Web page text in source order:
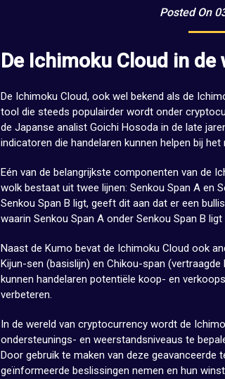
Posted On
De Ichimoku Cloud in
De Ichimoku Cloud, ook wel bekend als de
tool die steeds populairder wordt onder
de Japanse analist Goichi Hosoda in de late
indicatoren die handelaren kunnen helpen bij
Eén van de belangrijkste componenten van de
wolk bestaat uit twee lijnen: Senkou Span A en
Senkou Span B ligt, geeft dit aan dat er een
waarin Senkou Span A onder Senkou Span B
Naast de Kumo bevat de Ichimoku Cloud ook
Kijun-sen (basislijn) en Chikou-span
kunnen handelaren potentiële koop- en
verbeteren.
In de wereld van cryptocurrency wordt de
ondersteunings- en weerstandsniveaus te
Door gebruik te maken van deze geavanceerde
geïnformeerde beslissingen nemen en hun